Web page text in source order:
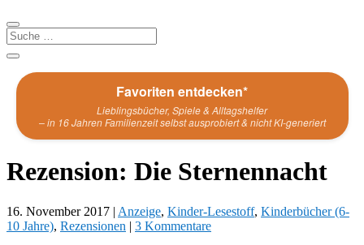
Favoriten entdecken*
Lieblingsbücher, Spiele & Alltagshelfer
– in 16 Jahren Familienzeit selbst ausprobiert & nicht KI-generiert
Rezension: Die Sternennacht
16. November 2017 | Anzeige, Kinder-Lesestoff, Kinderbücher (6-
10 Jahre), Rezensionen | 3 Kommentare